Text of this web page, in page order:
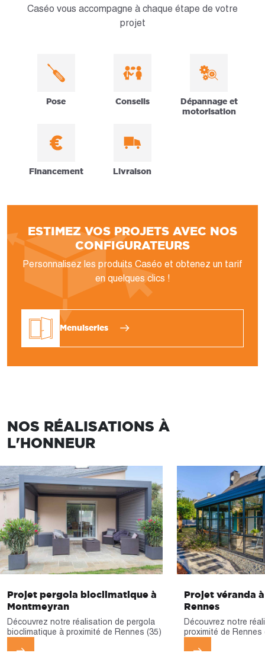
Caséo vous accompagne à chaque étape de votre
projet
Pose Conseils
Dépannage et
motorisation
Financement Livraison
ESTIMEZ VOS PROJETS AVEC NOS
CONFIGURATEURS
Personnalisez les produits Caséo et obtenez un tarif
en quelques clics !
Menuiseries
NOS RÉALISATIONS À
L'HONNEUR
Projet pergola bioclimatique à
Montmeyran
Découvrez notre réalisation de pergola
bioclimatique à proximité de Rennes (35)
Projet véranda
Rennes
Découvrez notre
proximité de Rennes